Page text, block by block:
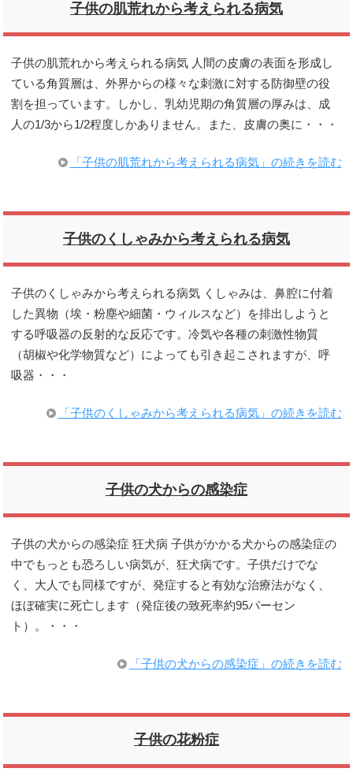
子供の肌荒れから考えられる病気
子供の肌荒れから考えられる病気 人間の皮膚の表面を形成し
ている角質層は、外界からの様々な刺激に対する防御壁の役
割を担っています。しかし、乳幼児期の角質層の厚みは、成
人の1/3から1/2程度しかありません。また、皮膚の奥に・・・
「子供の肌荒れから考えられる病気」の続きを読む
子供のくしゃみから考えられる病気
子供のくしゃみから考えられる病気 くしゃみは、鼻腔に付着
した異物（埃・粉塵や細菌・ウィルスなど）を排出しようと
する呼吸器の反射的な反応です。冷気や各種の刺激性物質
（胡椒や化学物質など）によっても引き起こされますが、呼
吸器・・・
「子供のくしゃみから考えられる病気」の続きを読む
子供の犬からの感染症
子供の犬からの感染症 狂犬病 子供がかかる犬からの感染症の
中でもっとも恐ろしい病気が、狂犬病です。子供だけでな
く、大人でも同様ですが、発症すると有効な治療法がなく、
ほぼ確実に死亡します（発症後の致死率約95パーセン
ト）。・・・
「子供の犬からの感染症」の続きを読む
子供の花粉症